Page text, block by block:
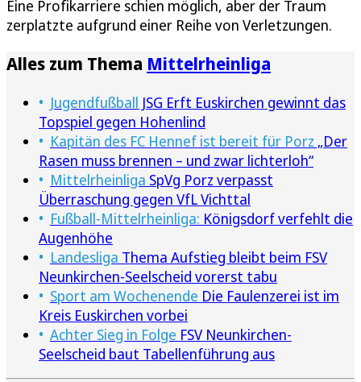
Eine Profikarriere schien möglich, aber der Traum
zerplatzte aufgrund einer Reihe von Verletzungen.
Alles zum Thema Mittelrheinliga
Jugendfußball JSG Erft Euskirchen gewinnt das
Topspiel gegen Hohenlind
Kapitän des FC Hennef ist bereit für Porz „Der
Rasen muss brennen – und zwar lichterloh“
Mittelrheinliga SpVg Porz verpasst
Überraschung gegen VfL Vichttal
Fußball-Mittelrheinliga: Königsdorf verfehlt die
Augenhöhe
Landesliga Thema Aufstieg bleibt beim FSV
Neunkirchen-Seelscheid vorerst tabu
Sport am Wochenende Die Faulenzerei ist im
Kreis Euskirchen vorbei
Achter Sieg in Folge FSV Neunkirchen-
Seelscheid baut Tabellenführung aus